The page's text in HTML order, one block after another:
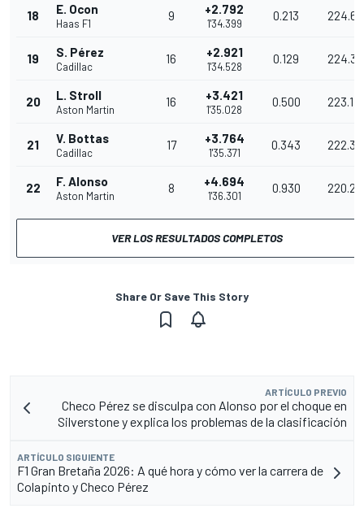
18 E. Ocon
Haas F1
9 +2.792
1'34.399
0.213
19 S. Pérez
Cadillac
16 +2.921
1'34.528
0.129
20 L. Stroll
Aston Martin
16 +3.421
1'35.028
0.500
21 V. Bottas
Cadillac
17 +3.764
1'35.371
0.343
22 F. Alonso
Aston Martin
8 +4.694
1'36.301
0.930
VER LOS RESULTADOS COMPLETOS
Share Or Save This Story
ARTÍCULO PREVIO
Checo Pérez se disculpa con Alonso por el choque en
Silverstone y explica los problemas de la clasificación
ARTÍCULO SIGUIENTE
F1 Gran Bretaña 2026: A qué hora y cómo ver la carrera de
Colapinto y Checo Pérez